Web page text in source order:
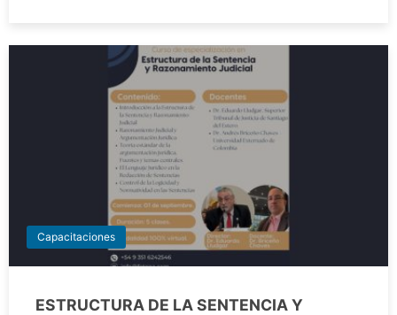
Capacitaciones
ESTRUCTURA DE LA SENTENCIA Y